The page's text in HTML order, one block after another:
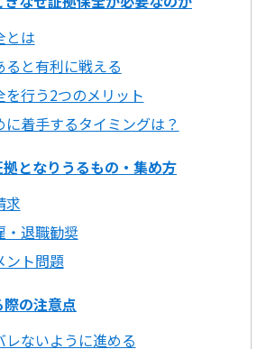
とは
ると有利に戦える
を行う2つのメリット
に着手するタイミングは？
となりうるもの・集め方
求
・退職勧奨
ント問題
の注意点
レないように進める